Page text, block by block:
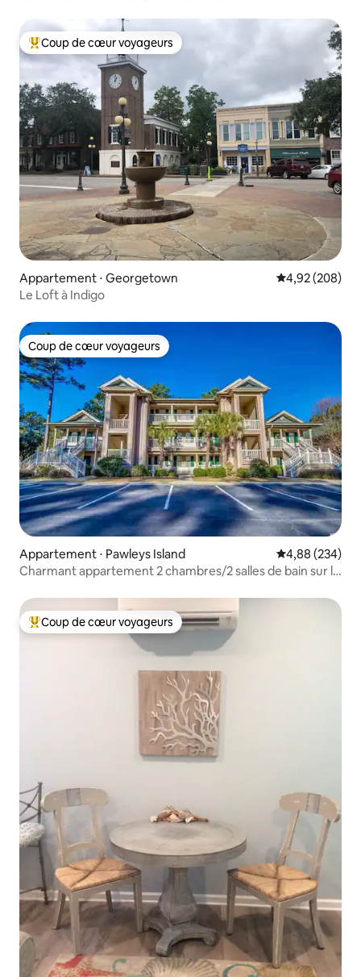
Coups de cœur voyageurs les plus appréciés
Coup de cœur voyageurs
Appartement ⋅ Georgetown Évaluation
4,92 (208)
Le Loft à Indigo
Coup de cœur voyageurs
Coup de cœur voyageurs
Appartement ⋅ Pawleys Island Évaluation
4,88 (234)
Charmant appartement 2 chambres/2 salles de bain sur le
Coups de cœur voyageurs les plus appréciés
Coup de cœur voyageurs